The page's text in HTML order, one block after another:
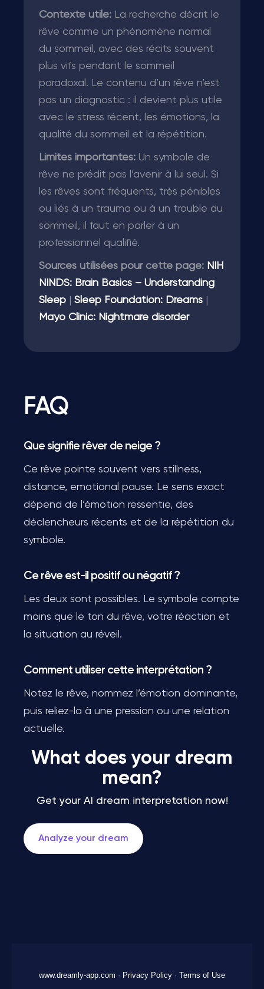
Contexte utile: La recherche décrit le
rêve comme un phénomène normal
du sommeil, avec des récits souvent
plus vifs pendant le sommeil
paradoxal. Le contenu d’un rêve n’est
pas un diagnostic : il devient plus utile
avec le stress récent, les émotions, la
qualité du sommeil et la répétition.
Limites importantes: Un symbole de
rêve ne prédit pas l’avenir à lui seul. Si
les rêves sont fréquents, très pénibles
ou liés à un trauma ou à un trouble du
sommeil, il faut en parler à un
professionnel qualifié.
Sources utilisées pour cette page: NIH
NINDS: Brain Basics – Understanding
Sleep
Sleep Foundation: Dreams
Mayo Clinic: Nightmare disorder
FAQ
Que signifie rêver de neige ?
Ce rêve pointe souvent vers stillness,
distance, emotional pause. Le sens exact
dépend de l’émotion ressentie, des
déclencheurs récents et de la répétition du
symbole.
Ce rêve est-il positif ou négatif ?
Les deux sont possibles. Le symbole compte
moins que le ton du rêve, votre réaction et
la situation au réveil.
Comment utiliser cette interprétation ?
Notez le rêve, nommez l’émotion dominante,
puis reliez-la à une pression ou une relation
actuelle.
What does your dream
mean?
Get your AI dream interpretation now!
Analyze your dream
www.dreamly-app.com · Privacy Policy · Terms of Use